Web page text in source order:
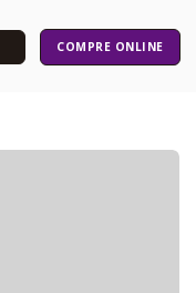
COMPRE ONLINE